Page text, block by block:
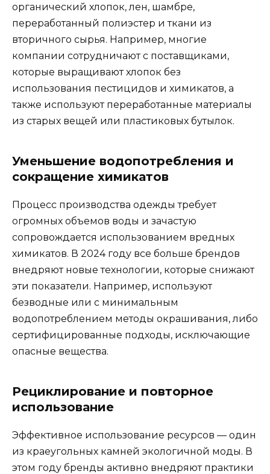
органический хлопок, лен, шамбре,
переработанный полиэстер и ткани из
вторичного сырья. Например, многие
компании сотрудничают с поставщиками,
которые выращивают хлопок без
использования пестицидов и химикатов, а
также используют переработанные материалы
из старых вещей или пластиковых бутылок.
Уменьшение водопотребления и
сокращение химикатов
Процесс производства одежды требует
огромных объемов воды и зачастую
сопровождается использованием вредных
химикатов. В 2024 году все больше брендов
внедряют новые технологии, которые снижают
эти показатели. Например, используют
безводные или с минимальным
водопотреблением методы окрашивания, либо
сертифицированные подходы, исключающие
опасные вещества.
Рециклирование и повторное
использование
Эффективное использование ресурсов — один
из краеугольных камней экологичной моды. В
этом году бренды активно внедряют практики